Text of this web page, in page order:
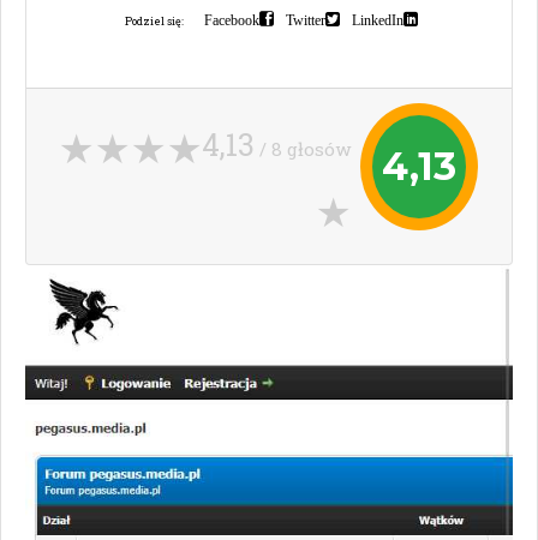
Podziel się: Facebook Twitter LinkedIn
4,13
4,13 / 8 głosów